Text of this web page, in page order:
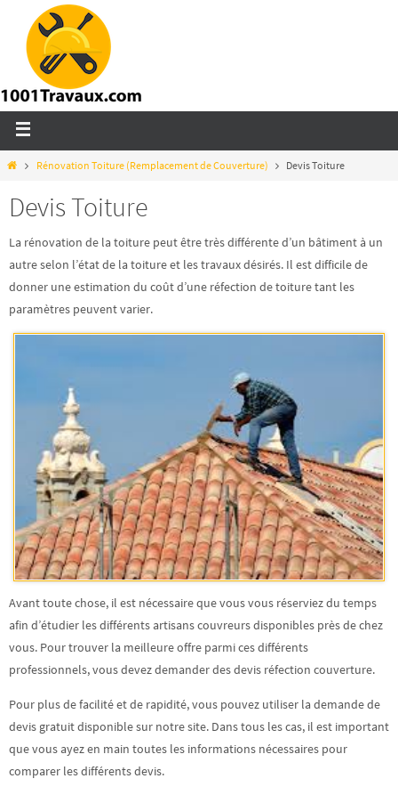
Rénovation Toiture (Remplacement de Couverture) Devis Toiture
Devis Toiture
La rénovation de la toiture peut être très différente d’un bâtiment à un
autre selon l’état de la toiture et les travaux désirés. Il est difficile de
donner une estimation du coût d’une réfection de toiture tant les
paramètres peuvent varier.
Avant toute chose, il est nécessaire que vous vous réserviez du temps
afin d’étudier les différents artisans couvreurs disponibles près de chez
vous. Pour trouver la meilleure offre parmi ces différents
professionnels, vous devez demander desdevis réfection couverture.
Pour plus de facilité et de rapidité, vous pouvez utiliser lademande de
devis gratuitdisponible sur notre site. Dans tous les cas, il est important
que vous ayez en main toutes les informations nécessaires pour
comparer les différents devis.